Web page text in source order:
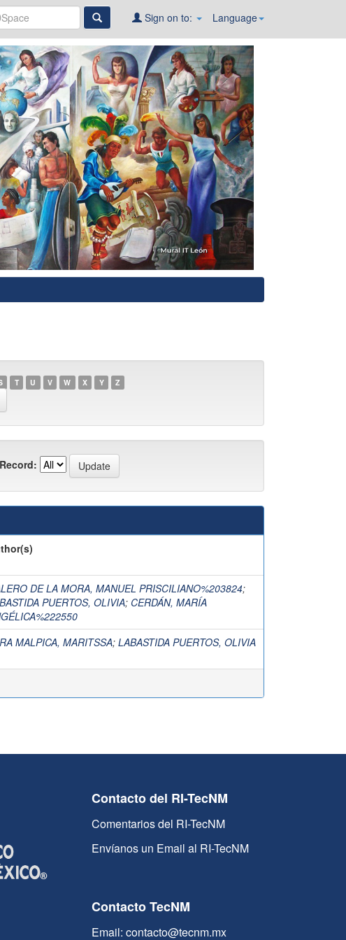
Language
Sign on to:
T U V W X Y Z
DE LA MORA, MANUEL PRISCILIANO%203824;
PUERTOS, OLIVIA; CERDÁN, MARÍA
MALPICA, MARITSSA; LABASTIDA PUERTOS, OLIVIA
Contacto del RI-TecNM
Comentarios del RI-TecNM
Envíanos un Email al RI-TecNM
Contacto TecNM
Email: contacto@tecnm.mx